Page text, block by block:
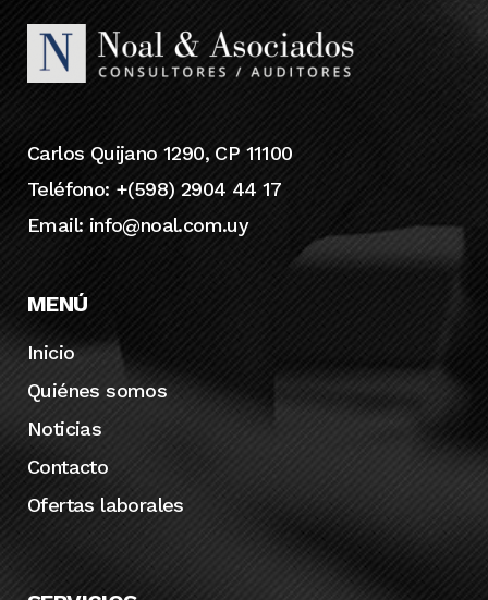
Carlos Quijano 1290, CP 11100
Teléfono: +(598) 2904 44 17
Email: info@noal.com.uy
MENÚ
Inicio
Quiénes somos
Noticias
Contacto
Ofertas laborales